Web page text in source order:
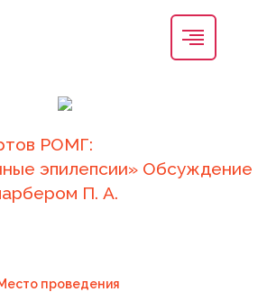
РОМГ:
эпилепсии» Обсуждение
П. А.
проведения